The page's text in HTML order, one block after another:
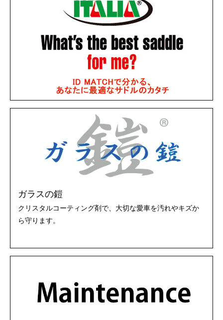
ガラスの鎧
クリスタルコーティング剤で、大切な愛車を汚れやキズか
ら守ります。